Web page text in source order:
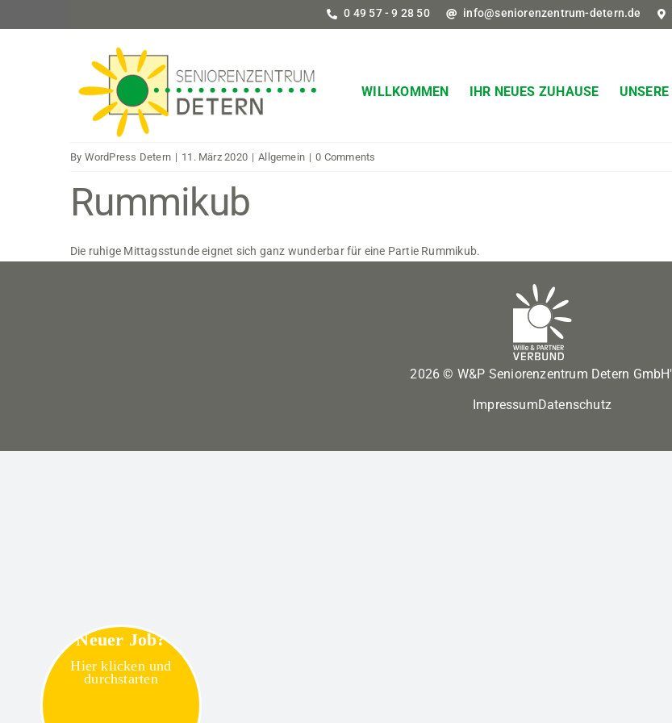
to
0 49 57 - 9 28 50 info@seniorenzentrum-detern.de
WILLKOMMEN IHR NEUES ZUHAUSE
By WordPress Detern | 11. März 2020 | Allgemein | 0 Comments
Rummikub
Die ruhige Mittagsstunde eignet sich ganz wunderbar für eine Partie Rummikub.
2026 © W&P Seniorenzentrum Detern
ImpressumDatenschutz
Neuer Job?
Hier klicken und
durchstarten